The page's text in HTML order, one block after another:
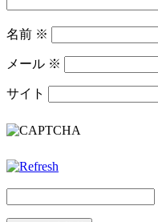
名前 ※
メール ※
サイト